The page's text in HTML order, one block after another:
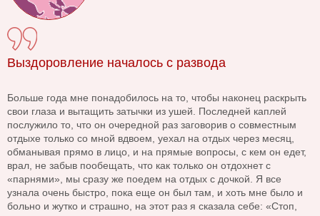
Выздоровление началось с развода
Больше года мне понадобилось на то, чтобы наконец раскрыть
свои глаза и вытащить затычки из ушей. Последней каплей
послужило то, что он очередной раз заговорив о совместным
отдыхе только со мной вдвоем, уехал на отдых через месяц,
обманывая прямо в лицо, и на прямые вопросы, с кем он едет,
врал, не забыв пообещать, что как только он отдохнет с
«парнями», мы сразу же поедем на отдых с дочкой. Я все
узнала очень быстро, пока еще он был там, и хоть мне было и
больно и жутко и страшно, на этот раз я сказала себе: «Стоп,